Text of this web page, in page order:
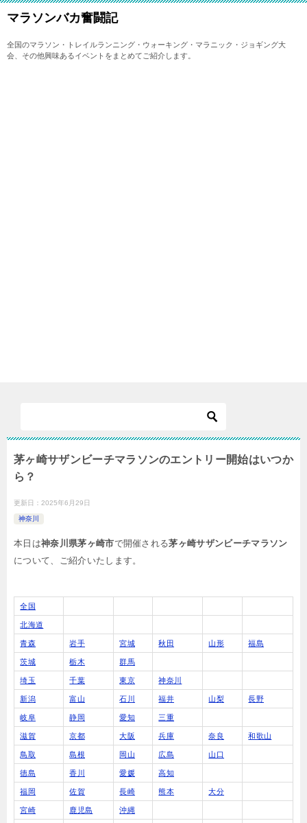
マラソンバカ奮闘記
全国のマラソン・トレイルランニング・ウォーキング・マラニック・ジョギング大
会、その他興味あるイベントをまとめてご紹介します。
茅ヶ崎サザンビーチマラソンのエントリー開始はいつか
ら？
更新日： 2025年6月29日
神奈川
本日は神奈川県茅ヶ崎市で開催される茅ヶ崎サザンビーチマラソン
について、ご紹介いたします。
全国
北海道
青森 岩手 宮城 秋田 山形 福島
茨城 栃木 群馬
埼玉 千葉 東京 神奈川
新潟 富山 石川 福井 山梨 長野
岐阜 静岡 愛知 三重
滋賀 京都 大阪 兵庫 奈良 和歌山
鳥取 島根 岡山 広島 山口
徳島 香川 愛媛 高知
福岡 佐賀 長崎 熊本 大分
宮崎 鹿児島 沖縄